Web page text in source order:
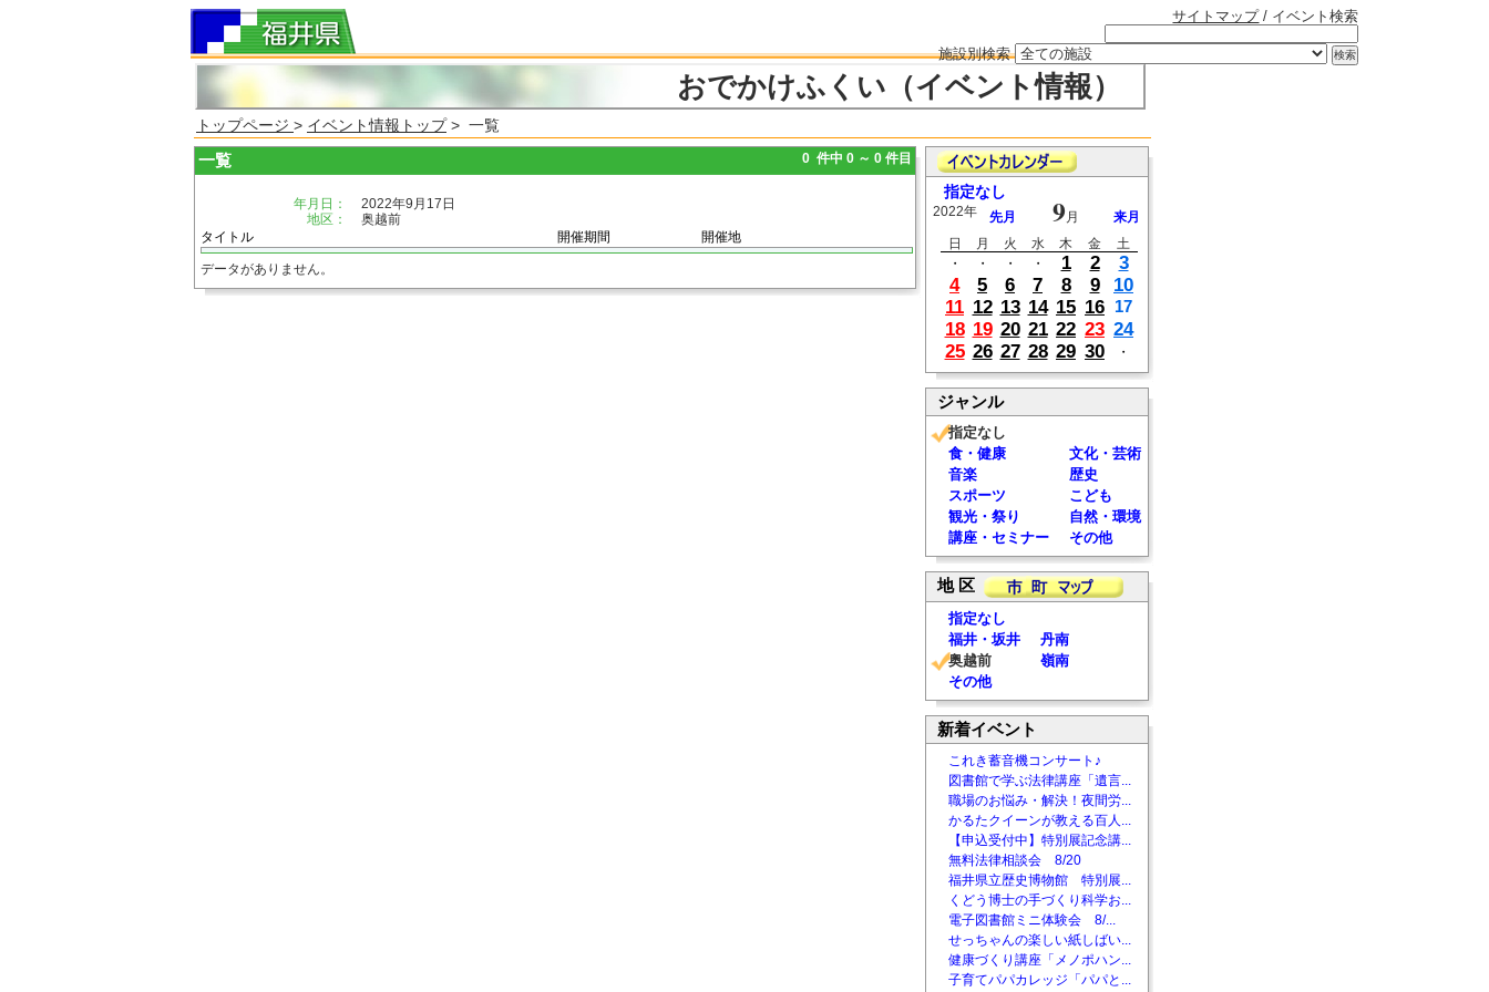
サイトマップ/ イベント検索
施設別検索
おでかけふくい（イベント情報）
トップページ > イベント情報トップ> 一覧
一覧 0 件中 0 ～ 0 件目
年月日：
2022年9月17日
地区：
奥越前
タイトル
開催期間 開催地
データがありません。
指定なし
2022年 先月 9月
来月
日
月 火 水 木 金
土
・
・ ・ ・ 1 2
3
4
5 6 7 8 9
10
11 12 13 14 15 16 17
18 19 20 21 22 23 24
25 26 27 28 29 30 ・
ジャンル
指定なし
食・健康
文化・芸術
音楽
歴史
スポーツ
こども
観光・祭り
自然・環境
講座・セミナー
その他
地 区
指定なし
福井・坂井
丹南
奥越前
嶺南
その他
新着イベント
これき蓄音機コンサート♪
図書館で学ぶ法律講座「遺言...
職場のお悩み・解決！夜間労...
かるたクイーンが教える百人...
【申込受付中】特別展記念講...
無料法律相談会 8/20
福井県立歴史博物館 特別展...
くどう博士の手づくり科学お...
電子図書館ミニ体験会 8/...
せっちゃんの楽しい紙しばい...
健康づくり講座「メノポハン...
子育てパパカレッジ「パパと...